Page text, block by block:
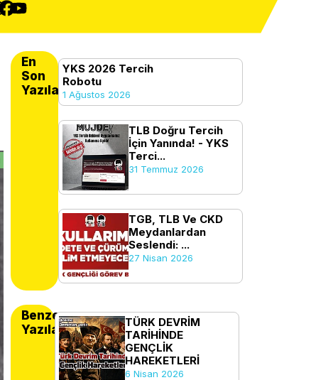
En
Son
Yazılanlar
YKS 2026 Tercih
Robotu
1 Ağustos 2026
TLB Doğru Tercih
İçin Yanında! - YKS
Terci...
31 Temmuz 2026
TGB, TLB Ve CKD
Meydanlardan
Seslendi: ...
27 Nisan 2026
Benzer
Yazılar
TÜRK DEVRİM
TARİHİNDE
GENÇLİK
HAREKETLERİ
6 Nisan 2026